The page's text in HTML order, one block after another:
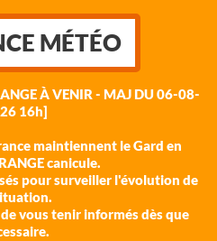
MÉTÉO
À VENIR - MAJ DU 06-08-
16h]
maintiennent le Gard en
canicule.
pour surveiller l'évolution de
vous tenir informés dès que